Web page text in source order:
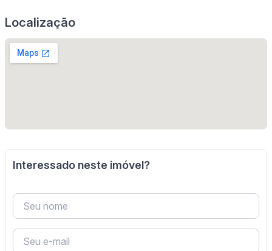
Localização
Interessado neste imóvel?